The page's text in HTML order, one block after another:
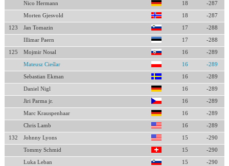
Nico Hermann 18 -287
Morten Gjesvold 18 -287
123 Jan Tomazin 17 -288
Illimar Paern 17 -288
125 Mojmir Nosal 16 -289
Mateusz Cieślar 16 -289
Sebastian Ekman 16 -289
Daniel Nigl 16 -289
Jiri Parma jr. 16 -289
Marc Krauspenhaar 16 -289
Chris Lamb 16 -289
132 Johnny Lyons 15 -290
Tommy Schmid 15 -290
Luka Leban 15 -290